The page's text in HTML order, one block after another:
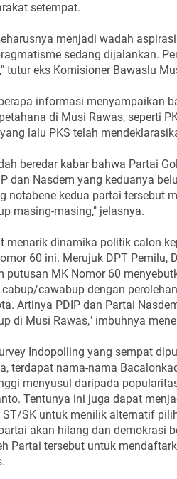
setempat.
menjadi wadah
sedang dijalankan.
tutur eks Komisioner Bawaslu
informasi menyampaikan
di Musi Rawas, seperti
lalu PKS telah
beredar kabar bahwa Partai
dan Nasdem yang keduanya
notabene kedua partai tersebut
masing-masing," jelasnya.
menarik dinamika politik calon
60 ini. Merujuk DPT Pemilu,
putusan MK Nomor 60
cawabup dengan
Artinya PDIP dan Partai
di Musi Rawas," imbuhnya
Indopolling yang sempat
terdapat nama-nama
menyusul daripada
Tentunya ini juga dapat
ST/SK untuk menilik alternatif
akan hilang dan demokrasi
Partai tersebut untuk